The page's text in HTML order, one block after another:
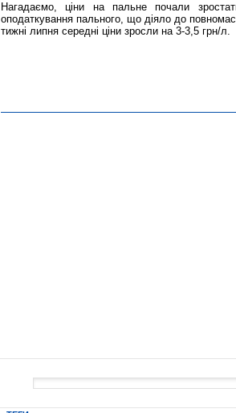
Нагадаємо, ціни на пальне почали
оподаткування пального, що діяло до
тижні липня середні ціни зросли на 3-3,5 грн/л.